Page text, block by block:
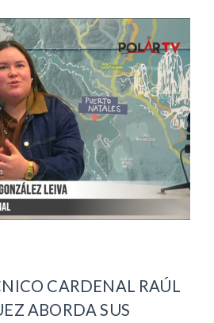
CARDENAL RAÚL
ABORDA SUS